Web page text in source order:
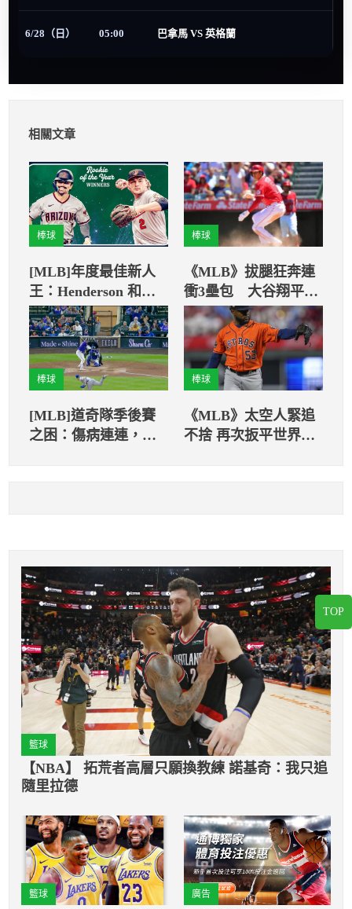
6/28（日） 05:00 巴拿馬 VS 英格蘭
相關文章
棒球
[MLB]年度最佳新人
王：Henderson 和
Carroll共創歷史紀錄
棒球
《MLB》拔腿狂奔連
衝3壘包 大谷翔平速
度真驚人
棒球
[MLB]道奇隊季後賽
之困：傷病連連，考
棒球
《MLB》太空人緊追
不捨 再次扳平世界大
籃球
【NBA】 拓荒者高層只願換教練 諾基奇：我只追
隨里拉德
籃球 廣告
TOP